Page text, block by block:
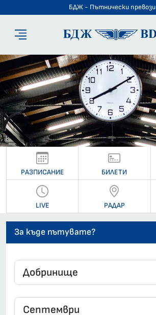
БДЖ - Пътнически превози
РАЗПИСАНИЕ БИЛЕТИ
LIVE РАДАР
За къде пътувате?